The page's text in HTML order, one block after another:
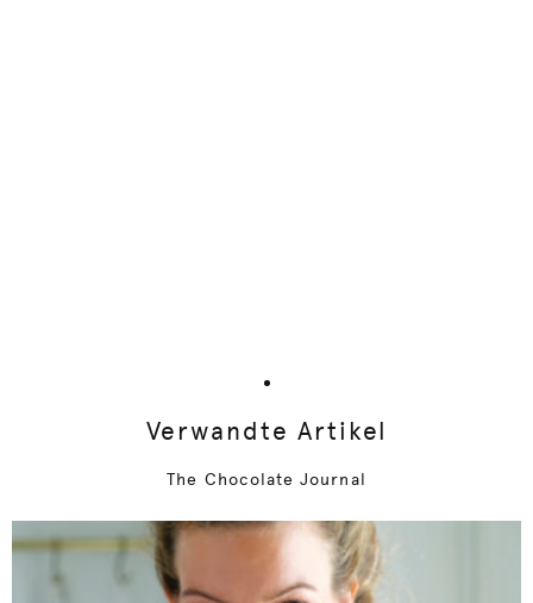
Verwandte Artikel
The Chocolate Journal